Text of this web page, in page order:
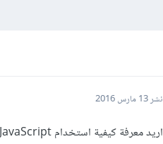
نشر13 مارس 2016
اريد معرفة كيفية استخدام JavaScript في unity 3d